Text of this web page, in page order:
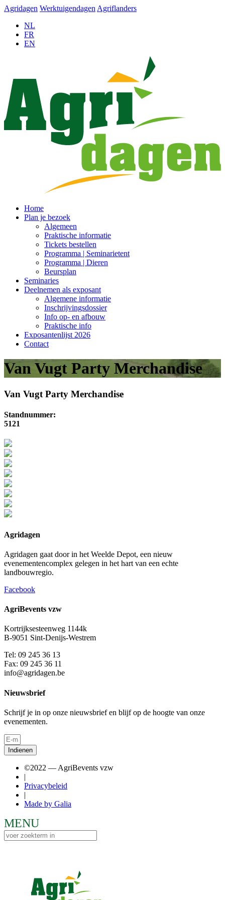
Agridagen Werktuigendagen Agriflanders
NL
FR
EN
Home
Plan je bezoek
Algemeen
Praktische informatie
Tickets bestellen
Programma | Seminarietent
Programma | Dieren
Beursplan
Seminaries
Deelnemen als exposant
Algemene informatie
Inschrijvingsdossier
Info op- en afbouw
Praktische info
Exposantenlijst 2026
Contact
Van Vugt Party Merchandise
Van Vugt Party Merchandise
Standnummer:
5121
Agridagen
Agridagen gaat door in het Weelde Depot, een nieuw
evenementencomplex gelegen in het hart van een echte
landbouwregio.
Facebook
AgriBevents vzw
Kortrijksesteenweg 1144k
B-9051 Sint-Denijs-Westrem
Tel: 09 245 36 13
Fax: 09 245 36 11
info@agridagen.be
Nieuwsbrief
Schrijf je in op onze nieuwsbrief en blijf op de hoogte van onze
evenementen.
Indienen
©2022 — AgriBevents vzw
|
Privacybeleid
|
Made by Galia